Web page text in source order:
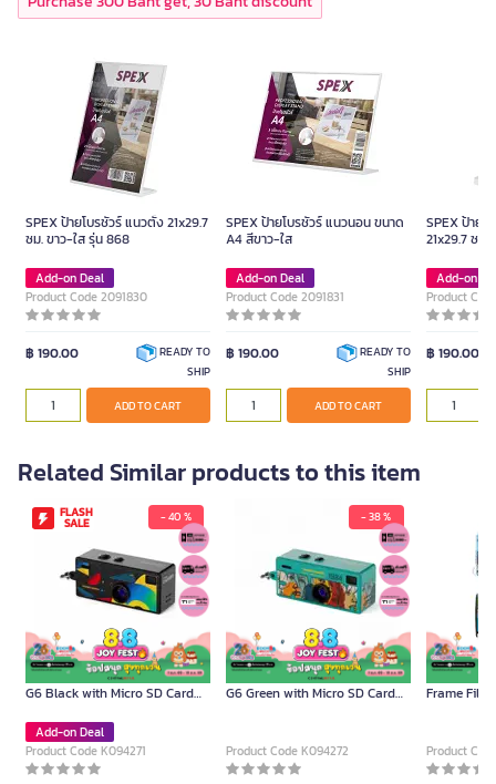
SPEX ป้ายโบรชัวร์ แนวตั้ง 21x29.7
ซม. ขาว-ใส รุ่น 868
Add-on Deal
Product Code 2091830
฿ 190.00
READY TO
SHIP
ADD TO CART
SPEX ป้ายโบรชัวร์ แนวนอน ขนาด
A4 สีขาว-ใส
Add-on Deal
Product Code 2091831
฿ 190.00
READY TO
SHIP
ADD TO CART
SPEX ป้าย
21x29.7 ซม.
Add-on
Product
฿ 190.00
Related Similar products to this item
FLASH
SALE - 40 %
Digital Keychain Camera Model
G6 Black with Micro SD Card
Add-on Deal
Product Code K094271
- 38 %
Digital Keychain Camera Model
G6 Green with Micro SD Card
Product Code K094272
Frame Film
Product